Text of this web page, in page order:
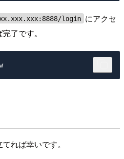
login にアクセ
了です。
れば幸いです。